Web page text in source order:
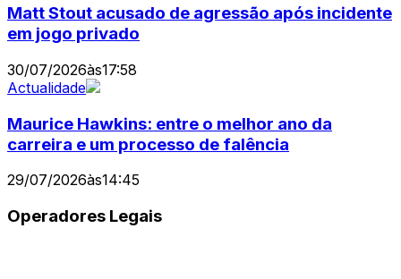
Matt Stout acusado de agressão após incidente
em jogo privado
30/07/2026às17:58
Actualidade
Maurice Hawkins: entre o melhor ano da
carreira e um processo de falência
29/07/2026às14:45
Operadores Legais